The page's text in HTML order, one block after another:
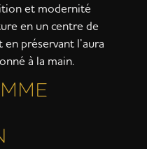
et modernité
en un centre de
préservant l’aura
à la main.